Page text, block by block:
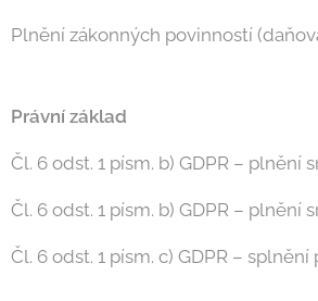
Plnění zákonných povinností
Právní základ
Čl. 6 odst. 1 písm. b) GDPR – plnění
Čl. 6 odst. 1 písm. b) GDPR – plnění
Čl. 6 odst. 1 písm. c) GDPR –